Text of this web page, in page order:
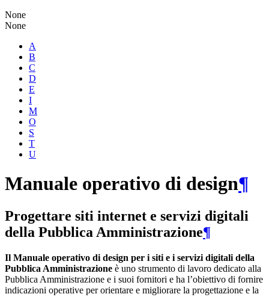
None
None
A
B
C
D
E
I
M
O
S
T
U
Manuale operativo di design¶
Progettare siti internet e servizi digitali
della Pubblica Amministrazione¶
Il Manuale operativo di design per i siti e i servizi digitali della
Pubblica Amministrazione è uno strumento di lavoro dedicato alla
Pubblica Amministrazione e i suoi fornitori e ha l’obiettivo di fornire
indicazioni operative per orientare e migliorare la progettazione e la